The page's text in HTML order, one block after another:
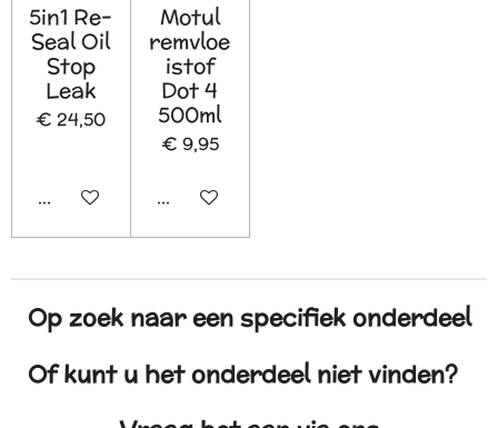
5in1 Re-
Seal Oil
Stop
Leak
€ 24,50
In winkelwagen
Motul
remvloe
istof
Dot 4
500ml
€ 9,95
In winkelwagen
Op zoek naar een specifiek onderdeel
Of kunt u het onderdeel niet vinden?